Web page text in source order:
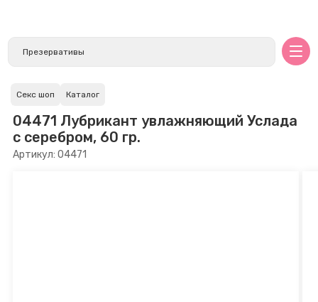
Секс шоп Каталог
04471 Лубрикант увлажняющий Услада
с серебром, 60 гр.
Артикул: 04471